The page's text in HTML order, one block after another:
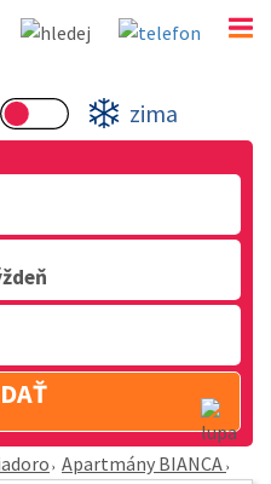
Sabbiadoro -
zima
Apartmány BIANCA